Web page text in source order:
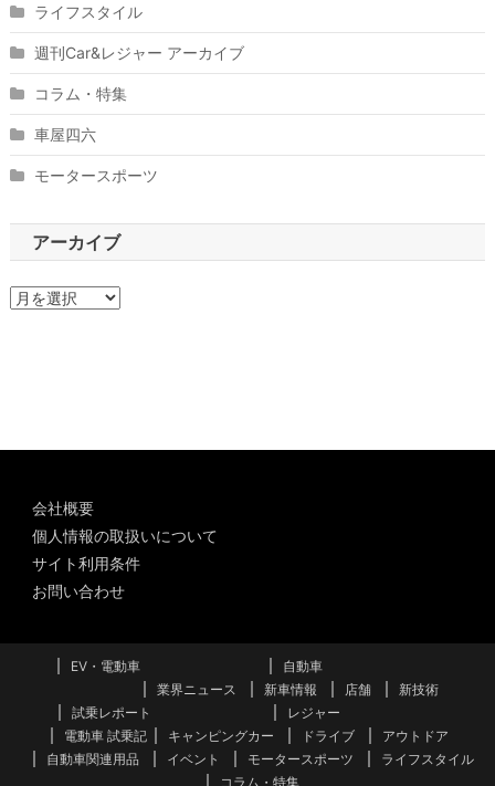
ライフスタイル
週刊Car&レジャー アーカイブ
コラム・特集
車屋四六
モータースポーツ
アーカイブ
ア
会社概要
個人情報の取扱いについて
サイト利用条件
お問い合わせ
EV・電動車
自動車
業界ニュース
新車情報 店舗
新技術
試乗レポート
電動車 試乗記
レジャー
キャンピングカー
ドライブ
アウトドア
自動車関連用品
イベント モータースポーツ
ライフスタイル
コラム・特集